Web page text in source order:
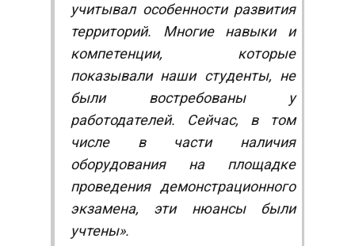
учитывал особенности развития
территорий. Многие навыки и
компетенции, которые
показывали наши студенты, не
были востребованы у
работодателей. Сейчас, в том
числе в части наличия
оборудования на площадке
проведения демонстрационного
экзамена, эти нюансы были
учтены».